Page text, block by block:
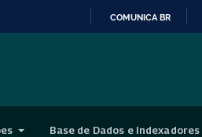
CONTEÚDO
COMUNICA BR
Base de Dados e Indexadores